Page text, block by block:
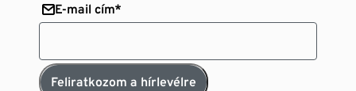
E-mail cím*
Feliratkozom a hírlevélre